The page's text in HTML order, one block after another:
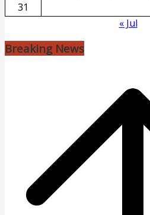
31
« Jul
Breaking News